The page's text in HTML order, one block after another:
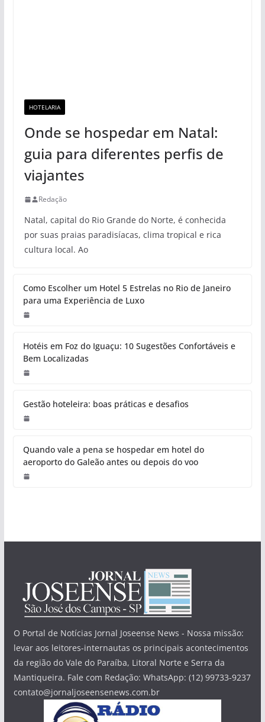
HOTELARIA
Onde se hospedar em Natal:
guia para diferentes perfis de
viajantes
Redação
Natal, capital do Rio Grande do Norte, é conhecida
por suas praias paradisíacas, clima tropical e rica
cultura local. Ao
Como Escolher um Hotel 5 Estrelas no Rio de Janeiro
para uma Experiência de Luxo
Hotéis em Foz do Iguaçu: 10 Sugestões Confortáveis e
Bem Localizadas
Gestão hoteleira: boas práticas e desafios
Quando vale a pena se hospedar em hotel do
aeroporto do Galeão antes ou depois do voo
O Portal de Notícias Jornal Joseense News - Nossa missão:
levar aos leitores-internautas os principais acontecimentos
da região do Vale do Paraíba, Litoral Norte e Serra da
Mantiqueira. Fale com Redação: WhatsApp: (12) 99733-9237
contato@jornaljoseensenews.com.br